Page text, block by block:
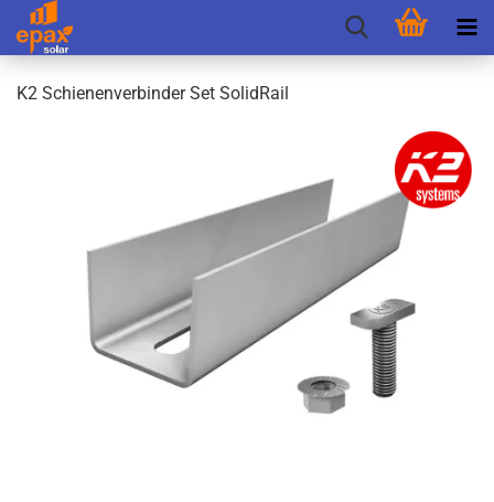
K2 Schie­nen­ver­bin­der Set So­lidRail